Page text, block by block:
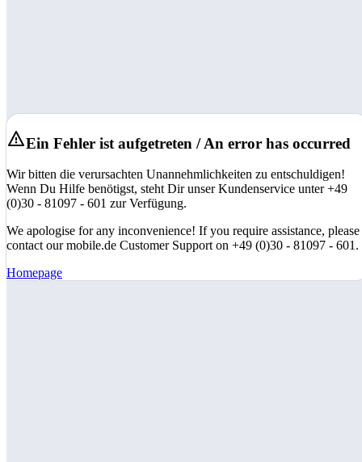
Ein Fehler ist aufgetreten / An error has occurred
Wir bitten die verursachten Unannehmlichkeiten zu entschuldigen!
Wenn Du Hilfe benötigst, steht Dir unser Kundenservice unter +49
(0)30 - 81097 - 601 zur Verfügung.
We apologise for any inconvenience! If you require assistance, please
contact our mobile.de Customer Support on +49 (0)30 - 81097 - 601.
Homepage